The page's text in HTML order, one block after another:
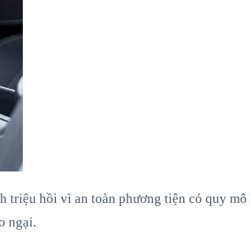
hồi vì an toàn phương tiện có quy
ngại.